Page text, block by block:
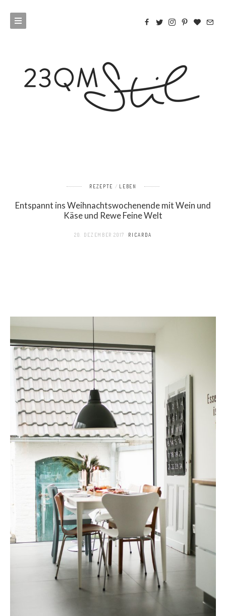
REZEPTE LEBEN
Entspannt ins Weihnachtswochenende mit Wein und
Käse und Rewe Feine Welt
20. DEZEMBER 2017 RICARDA